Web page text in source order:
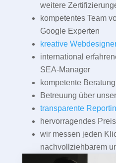
weitere
kompetentes Team
Google Experten
kreative
international
SEA-Manager
kompetente Beratung
Betreuung über
transparente
hervorragendes
wir messen jeden
nachvollziehbarem